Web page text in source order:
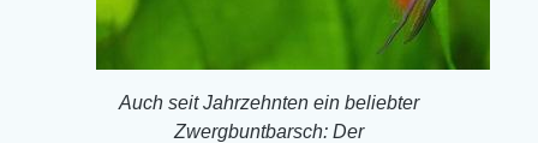
Auch seit Jahrzehnten ein beliebter
Zwergbuntbarsch: Der